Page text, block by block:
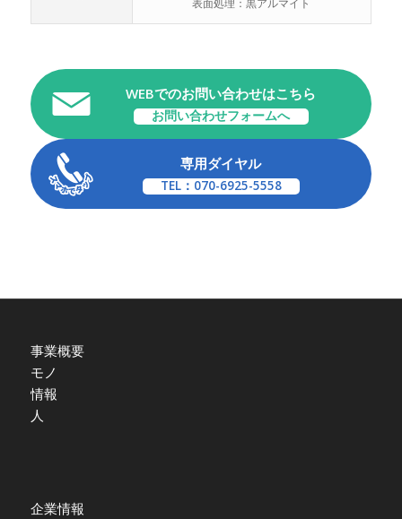
表面処理：黒アルマイト
WEBでのお問い合わせはこちら
お問い合わせフォームへ
専用ダイヤル
TEL：070-6925-5558
事業概要
モノ
情報
人
企業情報